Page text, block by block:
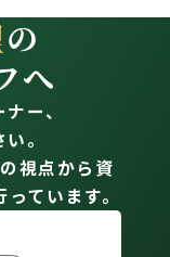
の
へ
ー、
。
視点から資
ています。